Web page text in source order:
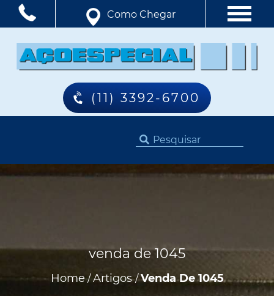
Como Chegar
(11) 3392-6700
Home/Artigos/Venda De 1045
venda de 1045